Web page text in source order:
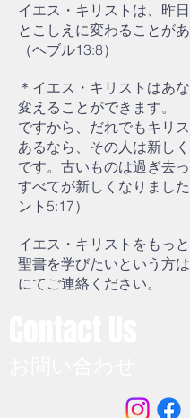
イエス・キリストは、昨日
とこしえに変わることがあ
（ヘブル13:8）
＊イエス・キリストはあ
変えることができます。
ですから、だれでもキリ
あるなら、その人は新し
です。古いものは過ぎ去っ
すべてが新しくなりまし
ント5:17）
イエス・キリストをもっと
聖書を学びたいという方
にてご連絡ください。